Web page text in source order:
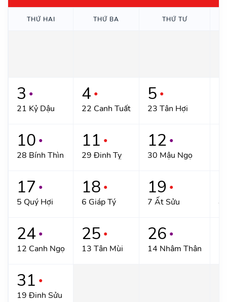
THỨ HAI THỨ BA THỨ TƯ
3 ●
21 Kỷ Dậu
4 ●
22 Canh Tuất
5 ●
23 Tân Hợi
10 ●
28 Bính Thìn
11 ●
29 Đinh Tỵ
12 ●
30 Mậu Ngọ
17 ●
5 Quý Hợi
18 ●
6 Giáp Tý
19 ●
7 Ất Sửu 8
24 ●
12 Canh Ngọ
25 ●
13 Tân Mùi
26 ●
14 Nhâm Thân
31 ●
19 Đinh Sửu